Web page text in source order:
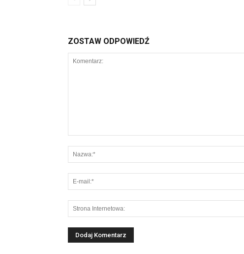
ZOSTAW ODPOWIEDŹ